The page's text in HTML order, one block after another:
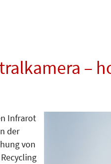
–
Infrarot
der
von